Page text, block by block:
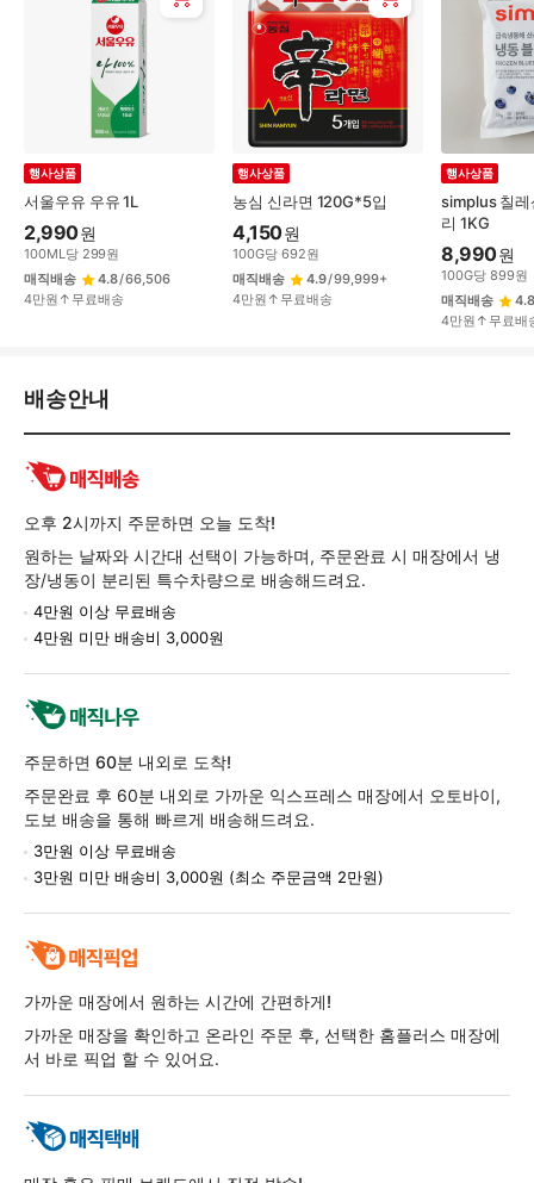
서울우유 우유 1L
행사상품
2,990원
100ML당 299원
매직배송
4.8/66,506
4만원↑무료배송
농심 신라면 120G*5입
행사상품
4,150원
100G당 692원
매직배송
4.9/99,999+
4만원↑무료배송
simplus 칠
리 1KG
행사상품
8,990원
100G당 899원
매직배송
4.8
4만원↑무료배
배
교
환/
반
품
정
보
배송안내
오후 2시까지 주문하면 오늘 도착!
원하는 날짜와 시간대 선택이 가능하며, 주문완료 시 매장에서 냉
장/냉동이 분리된 특수차량으로 배송해드려요.
4만원 이상 무료배송
4만원 미만 배송비 3,000원
주문하면 60분 내외로 도착!
주문완료 후 60분 내외로 가까운 익스프레스 매장에서 오토바이,
도보 배송을 통해 빠르게 배송해드려요.
3만원 이상 무료배송
3만원 미만 배송비 3,000원 (최소 주문금액 2만원)
가까운 매장에서 원하는 시간에 간편하게!
가까운 매장을 확인하고 온라인 주문 후, 선택한 홈플러스 매장에
서 바로 픽업 할 수 있어요.